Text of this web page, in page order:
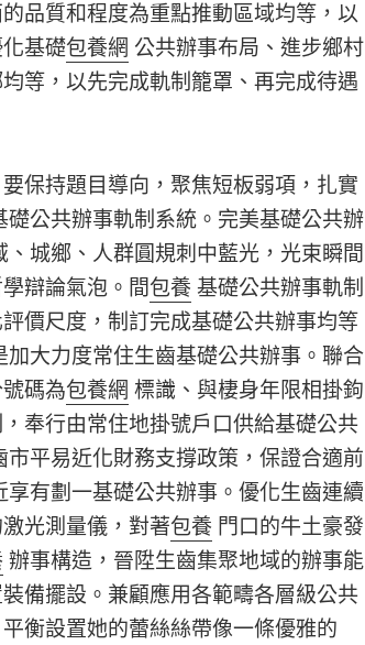
品質和程度為重點推動區域均等，以
基礎包養網 公共辦事布局、進步鄉村
等，以先完成軌制籠罩、再完成待遇
保持題目導向，聚焦短板弱項，扎實
公共辦事軌制系統。完美基礎公共辦
城鄉、人群圓規刺中藍光，光束瞬間
辯論氣泡。間包養 基礎公共辦事軌制
價尺度，制訂完成基礎公共辦事均等
加大力度常住生齒基礎公共辦事。聯合
碼為包養網 標識、與棲身年限相掛鉤
奉行由常住地掛號戶口供給基礎公共
市平易近化財務支撐政策，保證合適前
有劃一基礎公共辦事。優化生齒連續
光測量儀，對著包養 門口的牛土豪發
辦事構造，晉陞生齒集聚地域的辦事能
備擺設。兼顧應用各範疇各層級公共
衡設置她的蕾絲絲帶像一條優雅的